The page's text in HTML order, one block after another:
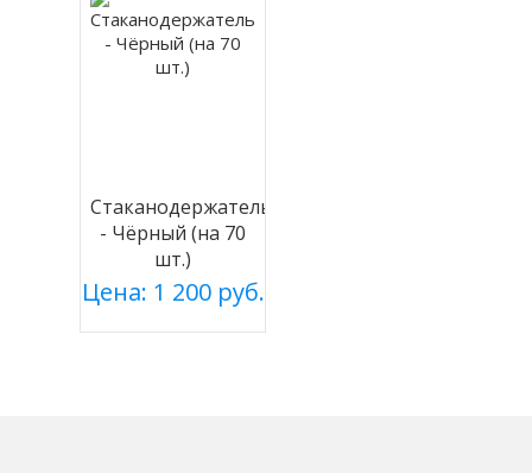
Стаканодержатель
- Чёрный (на 70
шт.)
Цена: 1 200 руб.